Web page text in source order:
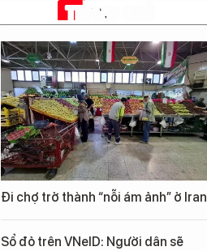
TRANG CHỦ
Đi chợ trở thành “nỗi ám ảnh” ở Iran
Sổ đỏ trên VNeID: Người dân sẽ